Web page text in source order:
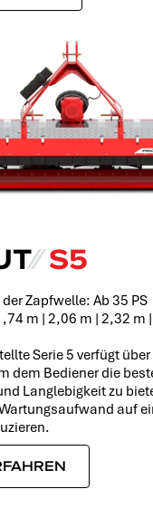
⁄⁄ S5
Zapfwelle: Ab 35 PS
m | 2,06 m | 2,32 m
Serie 5 verfügt
dem Bediener die
Langlebigkeit zu
auf